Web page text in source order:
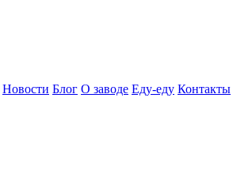
Новости Блог О заводе Еду-еду Контакты